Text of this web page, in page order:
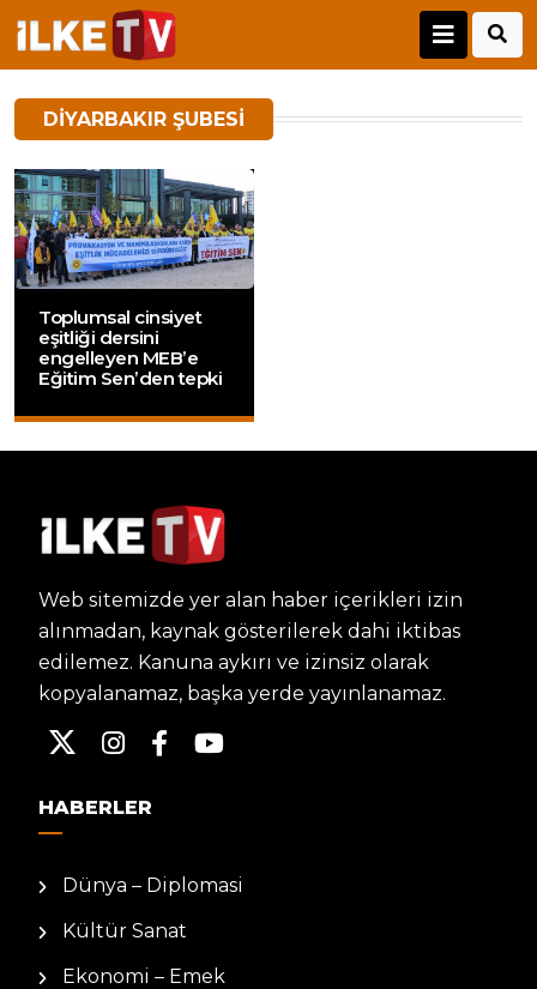
DIYARBAKIR ŞUBESI
Toplumsal cinsiyet
eşitliği dersini
engelleyen MEB’e
Eğitim Sen’den tepki
Web sitemizde yer alan haber içerikleri izin
alınmadan, kaynak gösterilerek dahi iktibas
edilemez. Kanuna aykırı ve izinsiz olarak
kopyalanamaz, başka yerde yayınlanamaz.
HABERLER
Dünya – Diplomasi
Kültür Sanat
Ekonomi – Emek